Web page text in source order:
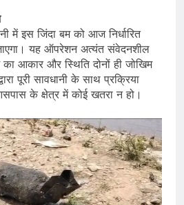
में इस जिंदा बम को आज निर्धारित
यह ऑपरेशन अत्यंत संवेदनशील
का आकार और स्थिति दोनों ही जोखिम
पूरी सावधानी के साथ प्रक्रिया
के क्षेत्र में कोई खतरा न हो।